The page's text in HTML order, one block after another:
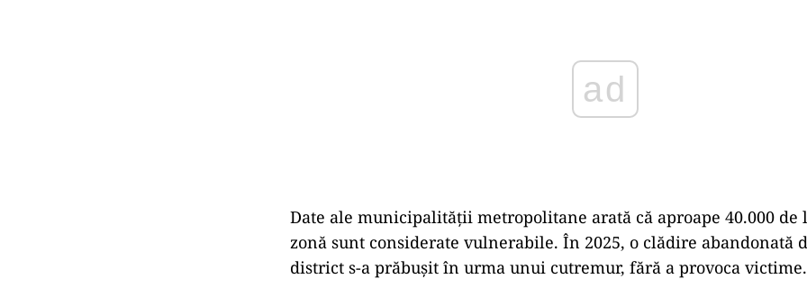
ad
Date ale municipalității metropolitane arată că aproape 40.000 de
zonă sunt considerate vulnerabile. În 2025, o clădire abandonată
district s-a prăbușit în urma unui cutremur, fără a provoca victime.